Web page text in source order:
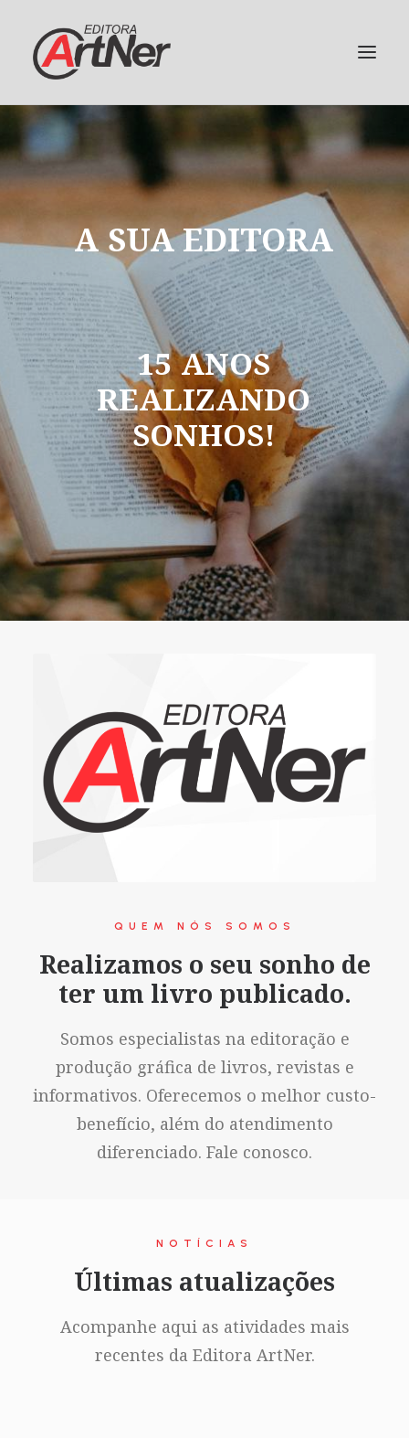
A SUAEDITORA
15 ANOS
REALIZANDO
SONHOS!
QUEM NÓS SOMOS
Realizamos o seu sonho de
ter um livro publicado.
Somos especialistas na editoração e
produção gráfica de livros, revistas e
informativos. Oferecemos o melhor custo-
benefício, além do atendimento
diferenciado. Fale conosco.
NOTÍCIAS
Últimas atualizações
Acompanhe aqui as atividades mais
recentes da Editora ArtNer.